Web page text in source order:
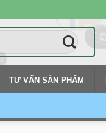
TƯ VẤN SẢN PHẨM